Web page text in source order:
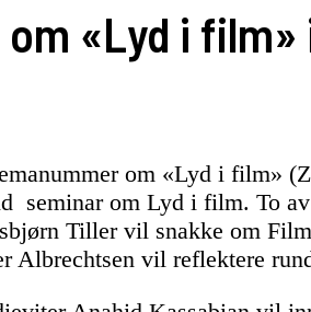
«Lyd i film»
om «Lyd i film»
seminar om Lyd i film. To
Tiller vil snakke om
Albrechtsen vil reflektere